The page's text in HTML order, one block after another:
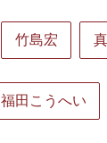
竹島宏
福田こうへい